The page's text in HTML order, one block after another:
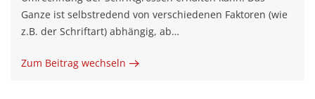
Ganze ist selbstredend von verschiedenen Faktoren (wie
z.B. der Schriftart) abhängig, ab…
Zum Beitrag wechseln